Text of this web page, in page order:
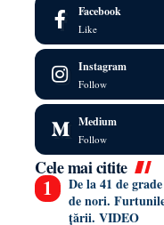
Facebook
Like
Instagram
Follow
Medium
Follow
Cele mai citite
De la 41 de
de nori.
țării. VIDEO